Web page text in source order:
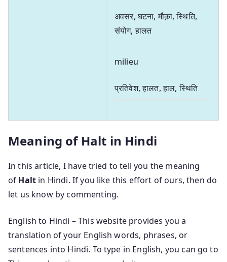
अवसर, घटना, मौक़ा, स्थिति,
संयोग, हालत
milieu
प्रतिवेश, हालत, हाल, स्थिति
Meaning of Halt in Hindi
In this article, I have tried to tell you the meaning
of Halt in Hindi. If you like this effort of ours, then do
let us know by commenting.
English to Hindi – This website provides you a
translation of your English words, phrases, or
sentences into Hindi. To type in English, you can go to